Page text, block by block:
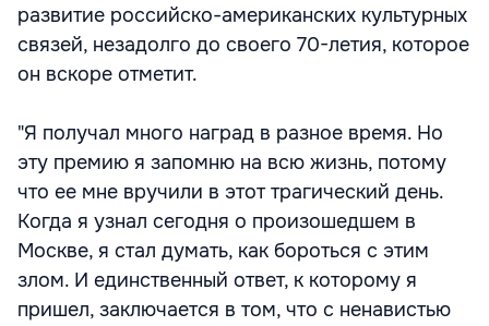
развитие российско-американских культурных
связей, незадолго до своего 70-летия, которое
он вскоре отметит.
"Я получал много наград в разное время. Но
эту премию я запомню на всю жизнь, потому
что ее мне вручили в этот трагический день.
Когда я узнал сегодня о произошедшем в
Москве, я стал думать, как бороться с этим
злом. И единственный ответ, к которому я
пришел, заключается в том, что с ненавистью